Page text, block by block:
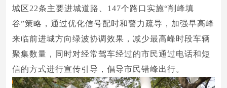
城区22条主要进城道路、147个路口实施“削峰填
谷”策略，通过优化信号配时和警力疏导，加强早高峰
来临前进城方向绿波协调效果，减少最高峰时段车辆
聚集数量，同时对经常驾车经过的市民通过电话和短
信的方式进行宣传引导，倡导市民错峰出行。